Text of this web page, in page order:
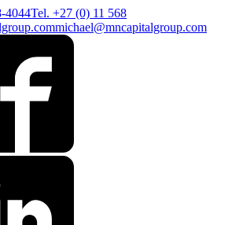
4044Tel. +27 (0) 11 568
michael@mncapitalgroup.com